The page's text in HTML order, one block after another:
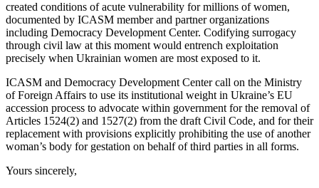
created conditions of acute vulnerability for millions of women,
documented by ICASM member and partner organizations
including Democracy Development Center. Codifying surrogacy
through civil law at this moment would entrench exploitation
precisely when Ukrainian women are most exposed to it.
ICASM and Democracy Development Center call on the Ministry
of Foreign Affairs to use its institutional weight in Ukraine’s EU
accession process to advocate within government for the removal of
Articles 1524(2) and 1527(2) from the draft Civil Code, and for their
replacement with provisions explicitly prohibiting the use of another
woman’s body for gestation on behalf of third parties in all forms.
Yours sincerely,